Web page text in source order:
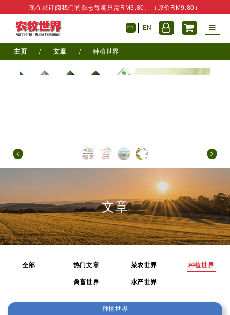
现在就订阅我们的杂志每期只需RM3.80。（原价RM9.80）
中 EN
主页 / 文章 / 种植世界
文章
全部 热门文章 菜农世界 种植世界
禽畜世界 水产世界
种植世界